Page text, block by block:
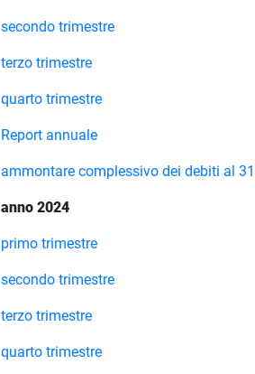
secondo trimestre
terzo trimestre
quarto trimestre
Report annuale
ammontare complessivo dei debiti al
anno 2024
primo trimestre
secondo trimestre
terzo trimestre
quarto trimestre